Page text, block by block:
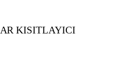
KISITLAYICI